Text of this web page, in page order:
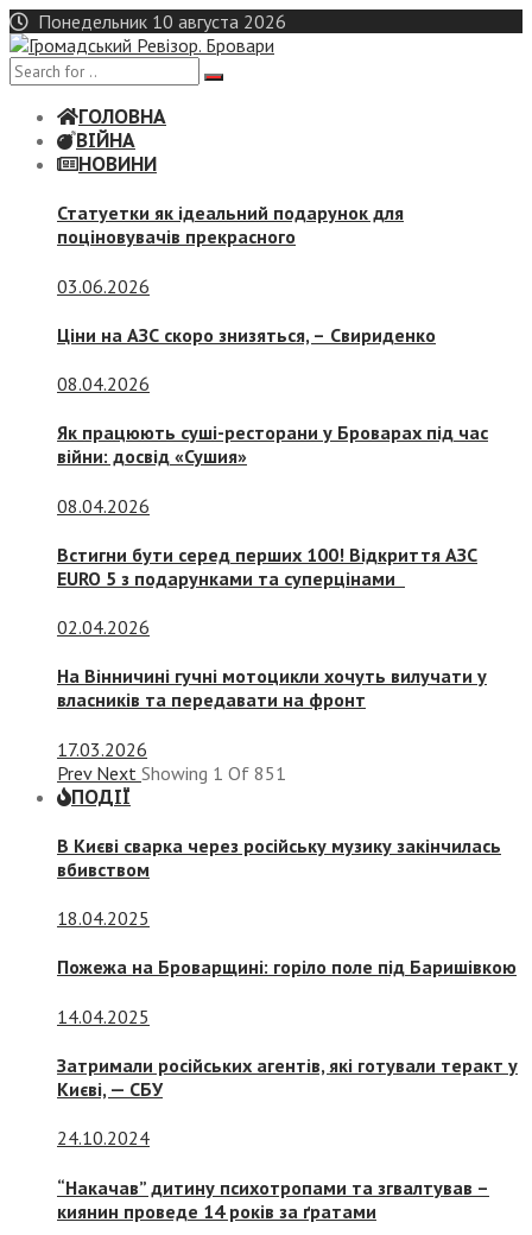
Skip
to
content
Понедельник 10 августа 2026
ГОЛОВНА
ВІЙНА
НОВИНИ
Статуетки як ідеальний подарунок для
поціновувачів прекрасного
03.06.2026
Ціни на АЗС скоро знизяться, – Свириденко
08.04.2026
Як працюють суші-ресторани у Броварах під час
війни: досвід «Сушия»
08.04.2026
Встигни бути серед перших 100! Відкриття АЗС
EURO 5 з подарунками та суперцінами
02.04.2026
На Вінничині гучні мотоцикли хочуть вилучати у
власників та передавати на фронт
17.03.2026
Prev Next Showing 1 Of 851
ПОДІЇ
В Києві сварка через російську музику закінчилась
вбивством
18.04.2025
Пожежа на Броварщині: горіло поле під Баришівкою
14.04.2025
Затримали російських агентів, які готували теракт у
Києві, — СБУ
24.10.2024
“Накачав” дитину психотропами та згвалтував –
киянин проведе 14 років за ґратами